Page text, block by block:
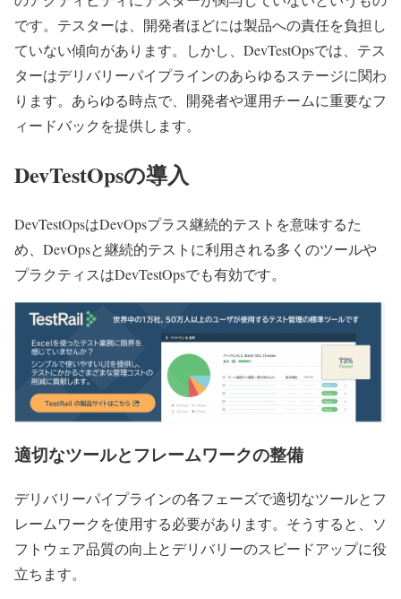
です。テスターは、開発者ほどには製品への責任を負担し
ていない傾向があります。しかし、DevTestOpsでは、テス
ターはデリバリーパイプラインのあらゆるステージに関わ
ります。あらゆる時点で、開発者や運用チームに重要なフ
ィードバックを提供します。
DevTestOpsの導入
DevTestOpsはDevOpsプラス継続的テストを意味するた
め、DevOpsと継続的テストに利用される多くのツールや
プラクティスはDevTestOpsでも有効です。
適切なツールとフレームワークの整備
デリバリーパイプラインの各フェーズで適切なツールとフ
レームワークを使用する必要があります。そうすると、ソ
フトウェア品質の向上とデリバリーのスピードアップに役
立ちます。